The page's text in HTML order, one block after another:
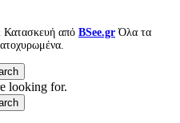
Κατασκευή από BSee.gr Όλα τα
looking for.